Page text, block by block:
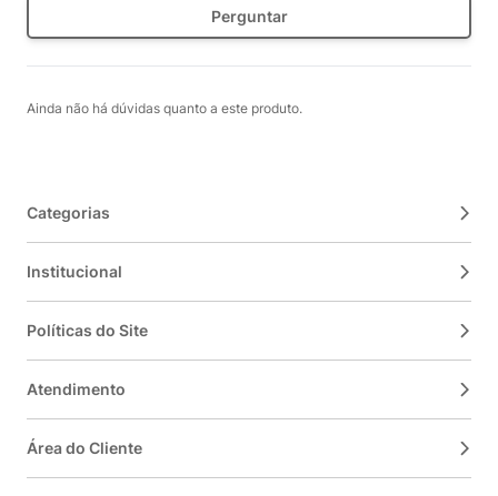
Perguntar
Ainda não há dúvidas quanto a este produto.
Categorias
Institucional
Políticas do Site
Atendimento
Área do Cliente